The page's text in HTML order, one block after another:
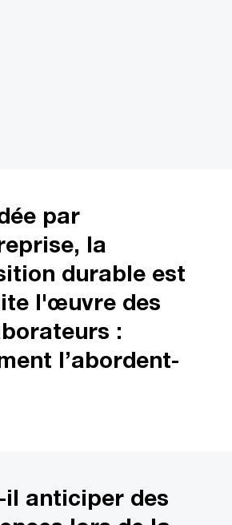
par
la
durable est
l'œuvre des
:
l’abordent-
il anticiper des